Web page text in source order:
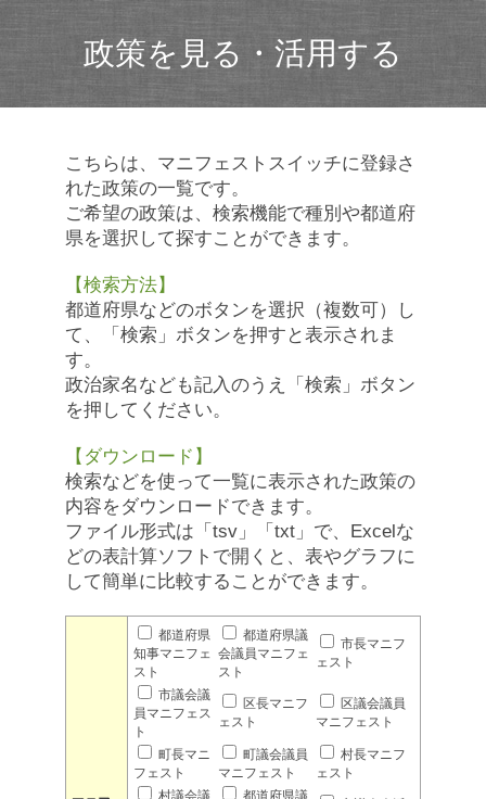
政策を見る・活用する
こちらは、マニフェストスイッチに登録さ
れた政策の一覧です。
ご希望の政策は、検索機能で種別や都道府
県を選択して探すことができます。
【検索方法】
都道府県などのボタンを選択（複数可）し
て、「検索」ボタンを押すと表示されま
す。
政治家名なども記入のうえ「検索」ボタン
を押してください。
【ダウンロード】
検索などを使って一覧に表示された政策の
内容をダウンロードできます。
ファイル形式は「tsv」「txt」で、Excelな
どの表計算ソフトで開くと、表やグラフに
して簡単に比較することができます。
都道府県
知事マニフェ
スト
都道府県議
会議員マニフェ
スト
市長マニフ
ェスト
市議会議
員マニフェス
ト
区長マニフ
ェスト
区議会議員
マニフェスト
町長マニ
フェスト
町議会議員
マニフェスト
村長マニフ
ェスト
村議会議
都道府県議